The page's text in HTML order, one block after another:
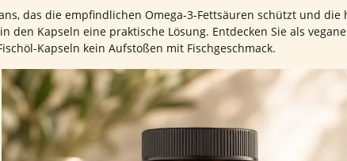
das die empfindlichen Omega-3-Fettsäuren schützt und
den Kapseln eine praktische Lösung. Entdecken Sie als
Kapseln kein Aufstoßen mit Fischgeschmack.